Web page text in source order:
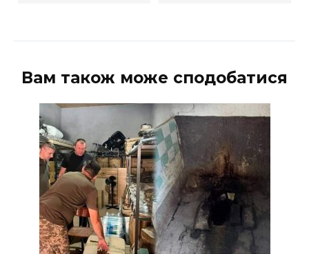
Вам також може сподобатися